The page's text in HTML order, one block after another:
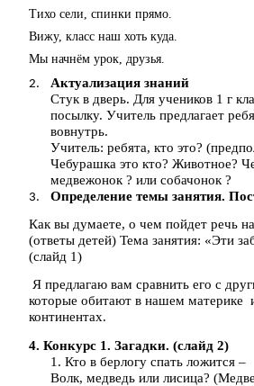
Тихо сели, спинки прямо.
Вижу, класс наш хоть куда.
Мы начнём урок, друзья.
Актуализация знаний
Стук в дверь. Для учеников 1 г
посылку. Учитель предлагает
вовнутрь.
Учитель: ребята, кто это?
Чебурашка это кто? Животное?
медвежонок ? или собачонок ?
Определение темы занятия.
Как вы думаете, о чем пойдет речь
(ответы детей) Тема занятия: «Эти
(слайд 1)
Я предлагаю вам сравнить его с
которые обитают в нашем материке
континентах.
4. Конкурс 1. Загадки. (слайд 2)
1. Кто в берлогу спать ложится –
Волк, медведь или лисица?